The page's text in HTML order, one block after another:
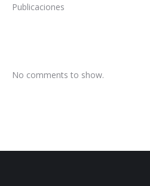
Publicaciones
No comments to show.